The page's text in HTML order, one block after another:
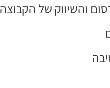
והשיווק של הקבוצה